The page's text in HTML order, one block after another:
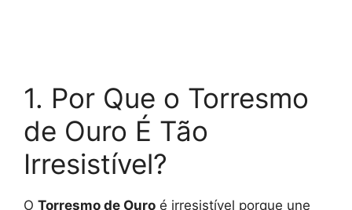
1. Por Que o Torresmo
de Ouro É Tão
Irresistível?
O Torresmo de Ouro é irresistível porque une